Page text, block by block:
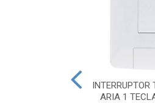
ARIA 1